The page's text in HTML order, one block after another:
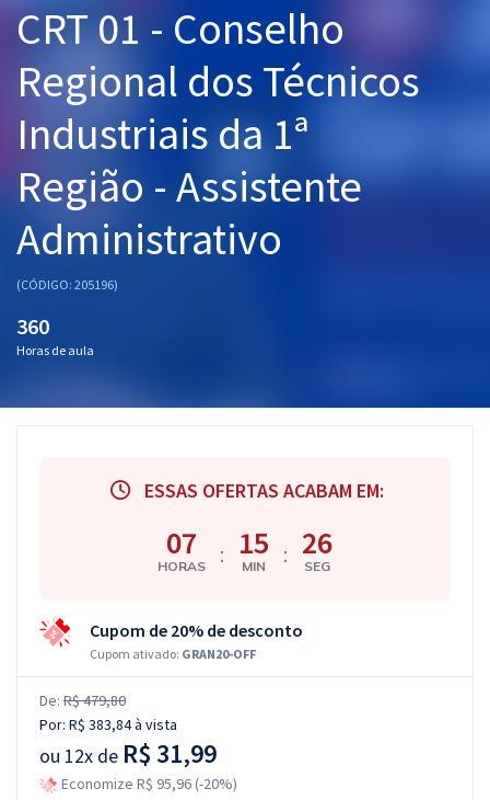
Cursos 20% OFF
Pós
Graduação
OAB
Mentorias
Questões grátis
Conteúdo gratuito
Aprovados
CRT 01 - Conselho
Regional dos Técnicos
Industriais da 1ª
Região - Assistente
Administrativo
(CÓDIGO: 205196)
360
Horas de aula
ESSAS OFERTAS ACABAM EM:
07
HORAS : 15
MIN : 26
SEG
Cupom de 20% de desconto
Cupom ativado: GRAN20-OFF
De: R$ 479,80
Por: R$ 383,84à vista
ou 12x de R$ 31,99
Economize R$ 95,96 (-20%)